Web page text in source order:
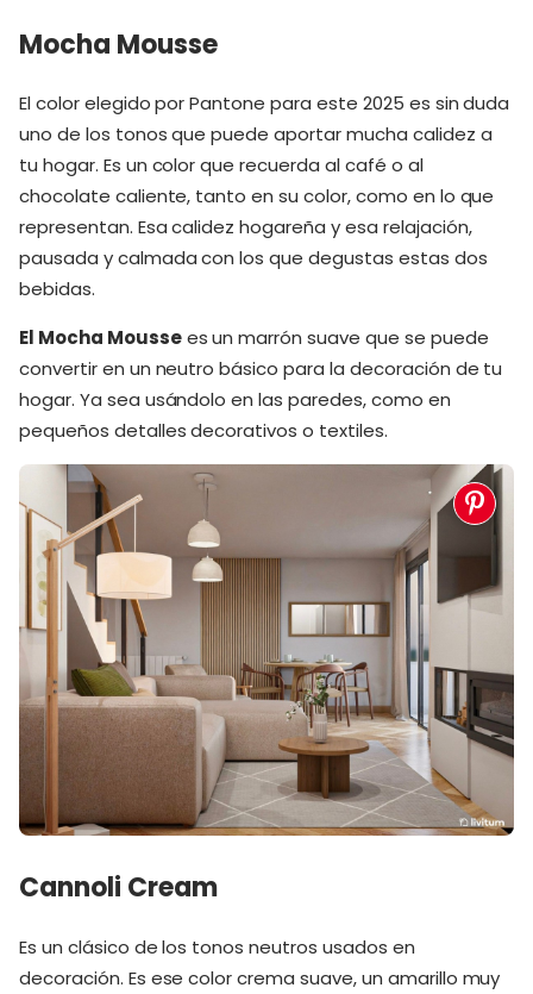
Mocha Mousse
El color elegido por Pantone para este 2025 es sin duda
uno de los tonos que puede aportar mucha calidez a
tu hogar. Es un color que recuerda al café o al
chocolate caliente, tanto en su color, como en lo que
representan. Esa calidez hogareña y esa relajación,
pausada y calmada con los que degustas estas dos
bebidas.
El Mocha Moussees un marrón suave que se puede
convertir en un neutro básico para la decoración de tu
hogar. Ya sea usándolo en las paredes, como en
pequeños detalles decorativos o textiles.
Cannoli Cream
Es un clásico de los tonos neutros usados en
decoración. Es ese color crema suave, un amarillo muy